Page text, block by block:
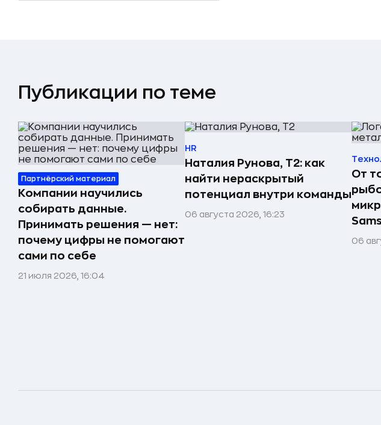
Публикации по теме
Партнёрский материал
Компании научились
собирать данные.
Принимать решения — нет:
почему цифры не помогают
сами по себе
21 июля 2026, 16:04
HR
Наталия Рунова, Т2: как
найти нераскрытый
потенциал внутри команды
06 августа 2026, 16:23
От
06